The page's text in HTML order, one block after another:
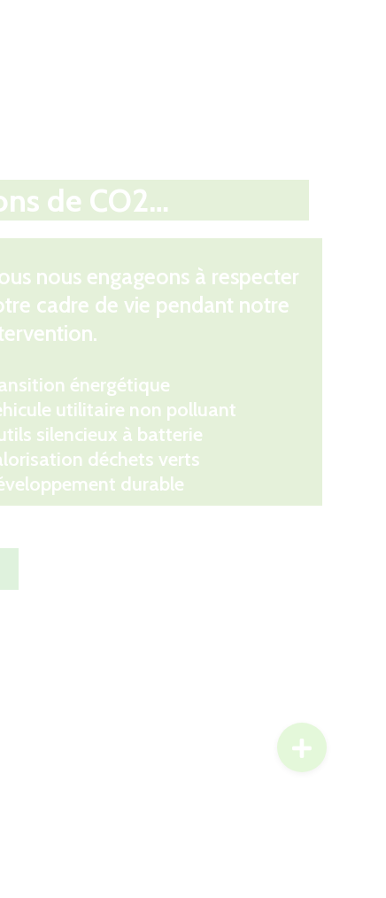
de CO2…
nous engageons à respecter
cadre de vie pendant notre
énergétique
utilitaire non polluant
silencieux à batterie
déchets verts
durable